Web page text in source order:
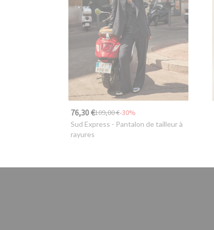
76,30 €109,00 €-30%
Sud Express - Pantalon de tailleur à
rayures